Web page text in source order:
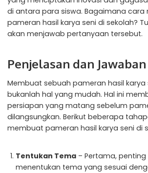
di antara para siswa. Bagaimana cara
pameran hasil karya seni di sekolah?
akan menjawab pertanyaan tersebut.
Penjelasan dan Jawaban
Membuat sebuah pameran hasil karya
bukanlah hal yang mudah. Hal ini
persiapan yang matang sebelum
dilangsungkan. Berikut beberapa
membuat pameran hasil karya seni di
Tentukan Tema – Pertama,
menentukan tema yang sesuai